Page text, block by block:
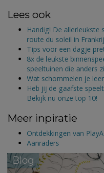
Lees ook
Handig! De allerleukste
route du soleil in
Tips voor een dagje
8x de leukste
speeltuinen die anders
Wat schommelen je
Heb jij de gaafste
Bekijk nu onze top 10!
Meer inpiratie
Ontdekkingen van
Aanraders
Blog